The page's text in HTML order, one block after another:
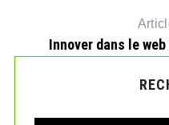
Innover dans le